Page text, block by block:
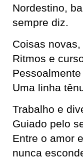
Nordestino,
sempre diz.
Coisas
Ritmos e
Uma linha
Trabalho e
Guiado pelo
Entre o amor
nunca